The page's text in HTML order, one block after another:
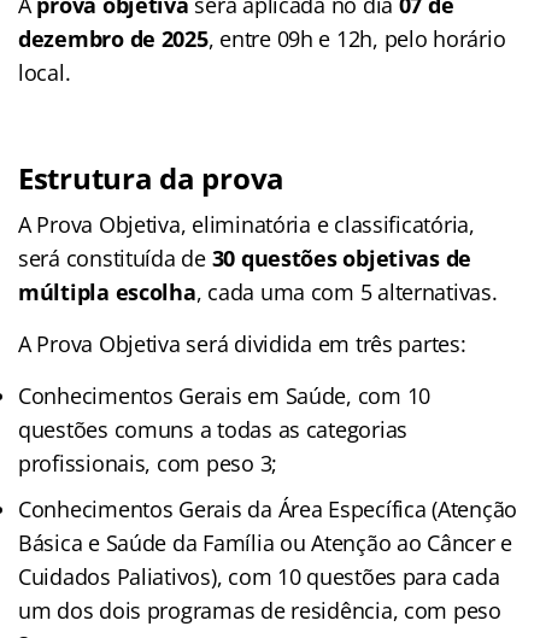
dezembro de 2025, entre 09h e 12h, pelo horário
local.
Estrutura da prova
A Prova Objetiva, eliminatória e classificatória,
será constituída de 30 questões objetivas de
múltipla escolha, cada uma com 5 alternativas.
A Prova Objetiva será dividida em três partes:
Conhecimentos Gerais em Saúde, com 10
questões comuns a todas as categorias
profissionais, com peso 3;
Conhecimentos Gerais da Área Específica (Atenção
Básica e Saúde da Família ou Atenção ao Câncer e
Cuidados Paliativos), com 10 questões para cada
um dos dois programas de residência, com peso